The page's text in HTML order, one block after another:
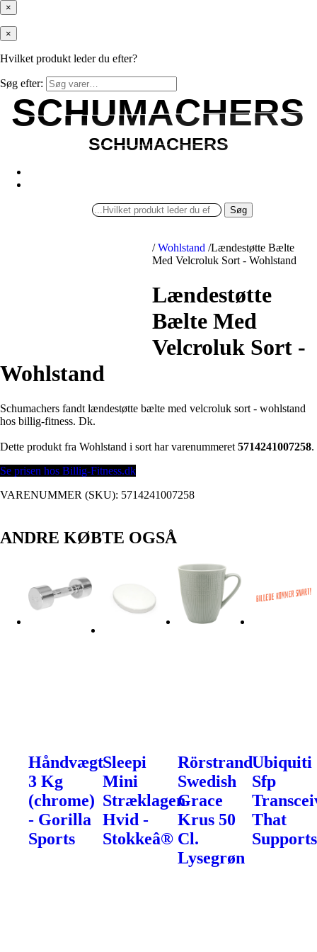
×
×
Hvilket produkt leder du efter?
Søg efter:
SCHUMACHERS
SCHUMACHERS
SCHUMACHERS
SCHUMACHERS
Søg
/ Wohlstand /Lændestøtte Bælte
Med Velcroluk Sort - Wohlstand
Lændestøtte
Bælte Med
Velcroluk Sort -
Wohlstand
Schumachers fandt lændestøtte bælte med velcroluk sort - wohlstand
hos billig-fitness. Dk.
Dette produkt fra Wohlstand i sort har varenummeret 5714241007258.
Se prisen hos Billig-Fitness.dk
VARENUMMER (SKU): 5714241007258
ANDRE KØBTE OGSÅ
Håndvægt
3 Kg
(chrome)
- Gorilla
Sports
Sleepi
Mini
Stræklagen
Hvid -
Stokkeâ®
Rörstrand
Swedish
Grace
Krus 50
Cl.
Lysegrøn
Ubiquiti
Sfp
That
Supports